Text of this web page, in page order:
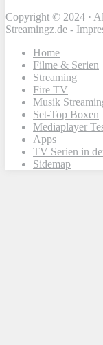
Copyright © 2024 ·
Streamingz.de -
Home
Filme & Serien
Streaming
Fire TV
Musik
Set-Top Boxen
Mediaplayer
Apps
TV Serien in
Sidemap